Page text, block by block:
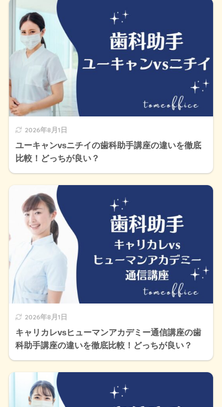
2026年8月1日
ユーキャンvsニチイの歯科助手講座の違いを徹底
比較！どっちが良い？
2026年8月1日
キャリカレvsヒューマンアカデミー通信講座の歯
科助手講座の違いを徹底比較！どっちが良い？